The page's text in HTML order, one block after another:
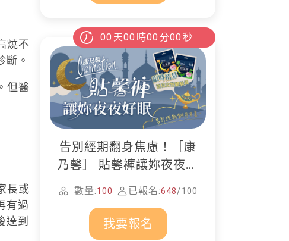
燒不
斷。
但醫
長或
有過
達到
00 天00 時00 分00 秒
告別經期翻身焦慮！［康
乃馨］ 貼馨褲讓妳夜夜好
數量:100 已報名:648/100
我要報名